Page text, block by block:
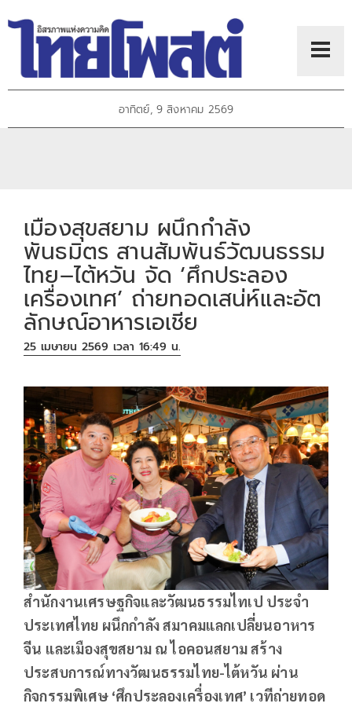
อาทิตย์, 9 สิงหาคม 2569
เมืองสุขสยาม ผนึกกำลัง
พันธมิตร สานสัมพันธ์วัฒนธรรม
ไทย–ไต้หวัน จัด ‘ศึกประลอง
เครื่องเทศ’ ถ่ายทอดเสน่ห์และอัต
ลักษณ์อาหารเอเชีย
25 เมษายน 2569 เวลา 16:49 น.
สำนักงานเศรษฐกิจและวัฒนธรรมไทเป ประจำ
ประเทศไทย ผนึกกำลัง สมาคมแลกเปลี่ยนอาหาร
จีน และเมืองสุขสยาม ณ ไอคอนสยาม สร้าง
ประสบการณ์ทางวัฒนธรรมไทย-ไต้หวัน ผ่าน
กิจกรรมพิเศษ ‘ศึกประลองเครื่องเทศ’ เวทีถ่ายทอด